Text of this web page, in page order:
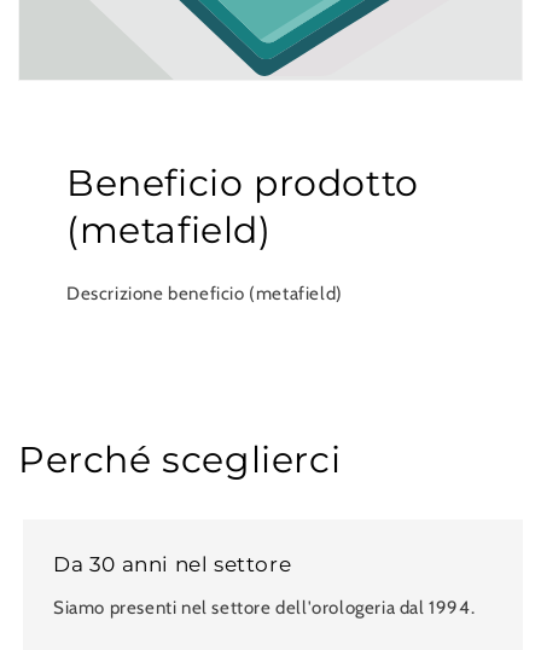
Beneficio prodotto
(metafield)
Descrizione beneficio (metafield)
Perché sceglierci
Da 30 anni nel settore
Siamo presenti nel settore dell'orologeria dal 1994.